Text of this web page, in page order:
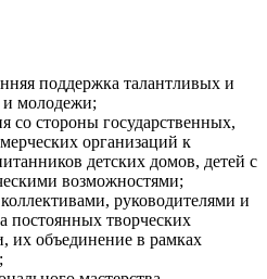
поддержка талантливых и
и молодежи;
со стороны государственных,
организаций к
детских домов, детей с
возможностями;
руководителями и
постоянных творческих
их объединение в рамках